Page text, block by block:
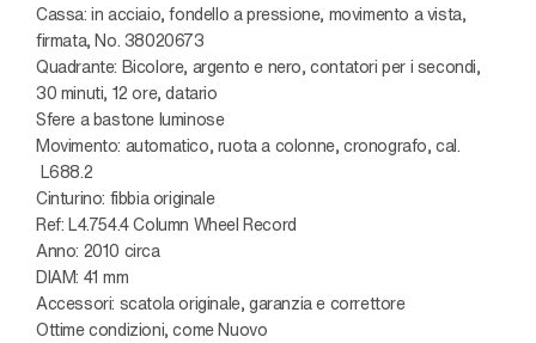
Cassa: in acciaio, fondello a pressione, movimento a vista,
firmata, No. 38020673
Quadrante: Bicolore, argento e nero, contatori per i secondi,
30 minuti, 12 ore, datario
Sfere a bastone luminose
Movimento: automatico, ruota a colonne, cronografo, cal.
L688.2
Cinturino: fibbia originale
Ref: L4.754.4 Column Wheel Record
Anno: 2010 circa
DIAM: 41 mm
Accessori: scatola originale, garanzia e correttore
Ottime condizioni, come Nuovo